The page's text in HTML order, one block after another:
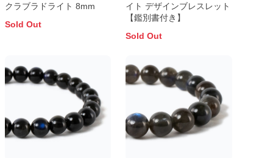
クラブラドライト 8mm
Sold Out
イト デザインブレスレット
【鑑別書付き】
Sold Out